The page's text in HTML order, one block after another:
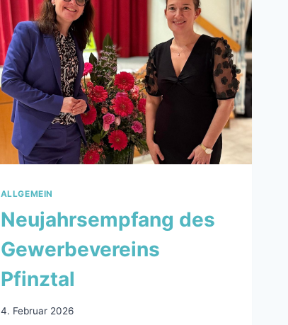
ALLGEMEIN
Neujahrsempfang des
Gewerbevereins
Pfinztal
4. Februar 2026